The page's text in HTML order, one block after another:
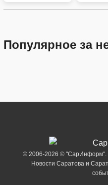
Популярное за
© 2006-2026 © "СарИнформ".
Новости Саратова и